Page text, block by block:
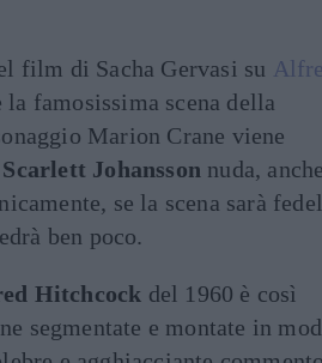
film di Sacha Gervasi su
famosissima scena della
Marion Crane viene
Scarlett Johansson nuda, anche
se la scena sarà
ben poco.
Hitchcock del 1960 è così
segmentate e montate in